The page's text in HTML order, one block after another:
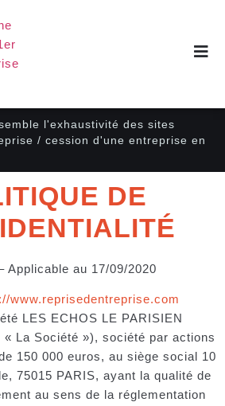
l'exhaustivité des sites
/ cession d'une entreprise en
DE
Applicable au 17/09/2020
www.reprisedentreprise.com
LES ECHOS LE PARISIEN
La Société »), société par actions
150 000 euros, au siège social 10
75015 PARIS, ayant la qualité de
au sens de la réglementation